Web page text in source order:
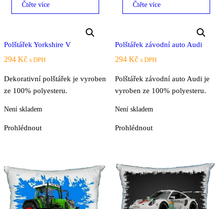
Čtěte více
Polštářek Yorkshire V
294 Kč s DPH
Dekorativní polštářek je vyroben
ze 100% polyesteru.
Není skladem
Prohlédnout
Čtěte více
Polštářek závodní auto Audi
294 Kč s DPH
Polštářek závodní auto Audi je
vyroben ze 100% polyesteru.
Není skladem
Prohlédnout